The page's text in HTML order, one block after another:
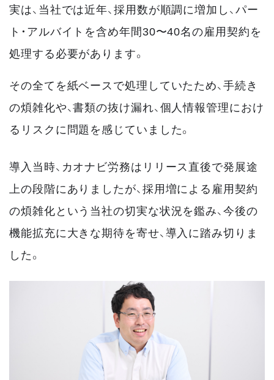
実は、当社では近年、採用数が順調に増加し、パー
ト・アルバイトを含め年間30〜40名の雇用契約を
処理する必要があります。
その全てを紙ベースで処理していたため、手続き
の煩雑化や、書類の抜け漏れ、個人情報管理におけ
るリスクに問題を感じていました。
導入当時、カオナビ労務はリリース直後で発展途
上の段階にありましたが、採用増による雇用契約
の煩雑化という当社の切実な状況を鑑み、今後の
機能拡充に大きな期待を寄せ、導入に踏み切りま
した。